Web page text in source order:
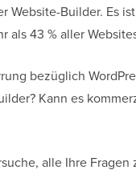
Website-Builder. Es
43 % aller
bezüglich
Kann es
alle Ihre Fragen